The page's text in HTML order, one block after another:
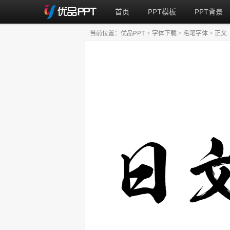
首页 PPT模板 PPT背景
当前位置： 优品PPT > 字体下载 > 毛笔字体 > 正文